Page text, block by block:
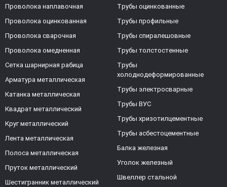
Проволока наплавочная
Проволока оцинкованная
Проволока сварочная
Проволока омедненная
Сетка шарнирная рабица
Арматура металлическая
Катанка металлическая
Квадрат металлический
Круг металлический
Лента металлическая
Полоса металлическая
Пруток металлический
Шестигранник металлический
Трубы оцинкованные
Трубы профильные
Трубы спиралешовные
Трубы толстостенные
Трубы
холоднодеформированные
Трубы электросварные
Трубы ВУС
Трубы хризотилцементные
Трубы асбестоцементные
Балка железная
Уголок железный
Швеллер стальной